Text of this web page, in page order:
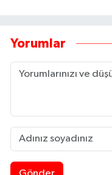
Yorumlar